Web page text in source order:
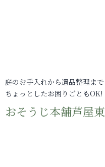
庭のお手入れから遺品整理まで
ちょっとしたお困りごともOK!
おそうじ本舗芦屋東